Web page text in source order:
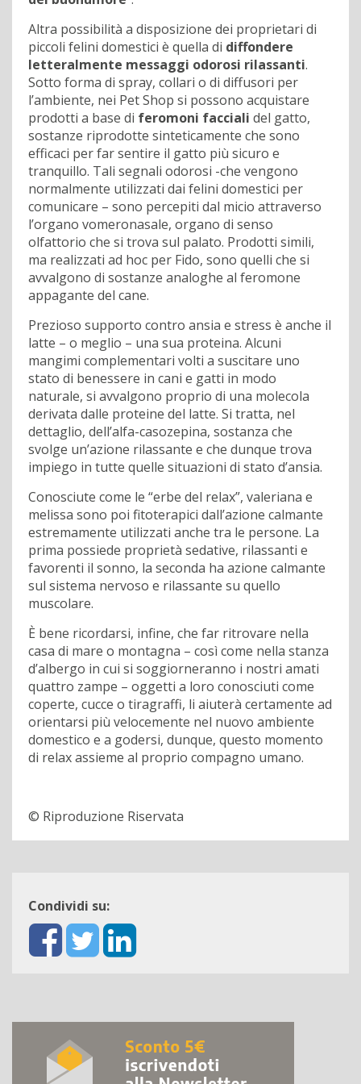
Altra possibilità a disposizione dei proprietari di
piccoli felini domestici è quella di diffondere
letteralmente messaggi odorosi rilassanti.
Sotto forma di spray, collari o di diffusori per
l’ambiente, nei Pet Shop si possono acquistare
prodotti a base di feromoni facciali del gatto,
sostanze riprodotte sinteticamente che sono
efficaci per far sentire il gatto più sicuro e
tranquillo. Tali segnali odorosi -che vengono
normalmente utilizzati dai felini domestici per
comunicare – sono percepiti dal micio attraverso
l’organo vomeronasale, organo di senso
olfattorio che si trova sul palato. Prodotti simili,
ma realizzati ad hoc per Fido, sono quelli che si
avvalgono di sostanze analoghe al feromone
appagante del cane.
Prezioso supporto contro ansia e stress è anche il
latte – o meglio – una sua proteina. Alcuni
mangimi complementari volti a suscitare uno
stato di benessere in cani e gatti in modo
naturale, si avvalgono proprio di una molecola
derivata dalle proteine del latte. Si tratta, nel
dettaglio, dell’alfa-casozepina, sostanza che
svolge un’azione rilassante e che dunque trova
impiego in tutte quelle situazioni di stato d’ansia.
Conosciute come le “erbe del relax”, valeriana e
melissa sono poi fitoterapici dall’azione calmante
estremamente utilizzati anche tra le persone. La
prima possiede proprietà sedative, rilassanti e
favorenti il sonno, la seconda ha azione calmante
sul sistema nervoso e rilassante su quello
muscolare.
È bene ricordarsi, infine, che far ritrovare nella
casa di mare o montagna – così come nella stanza
d’albergo in cui si soggiorneranno i nostri amati
quattro zampe – oggetti a loro conosciuti come
coperte, cucce o tiragraffi, li aiuterà certamente ad
orientarsi più velocemente nel nuovo ambiente
domestico e a godersi, dunque, questo momento
di relax assieme al proprio compagno umano.
© Riproduzione Riservata
Condividi su: